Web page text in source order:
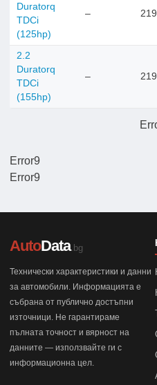
Error9
Duratorq
TDCi
(125hp)
–
2.2
Duratorq
TDCi
(155hp)
–
Error9
AutoData.bg
Технически характеристики и данни
за автомобили. Информацията е
събрана от публично достъпни
източници. Не гарантираме
пълната точност и вярност на
данните — използвайте ги с
информационна цел.